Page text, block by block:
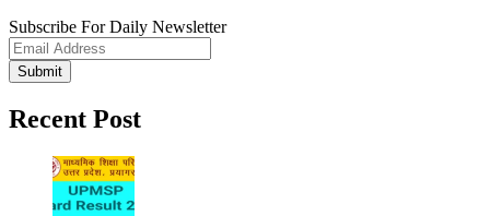
Subscribe For Daily Newsletter
Submit
Recent Post